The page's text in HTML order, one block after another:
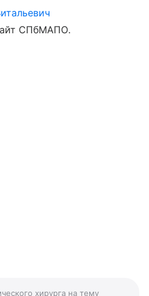
СПбМАПО.
хирурга на тему